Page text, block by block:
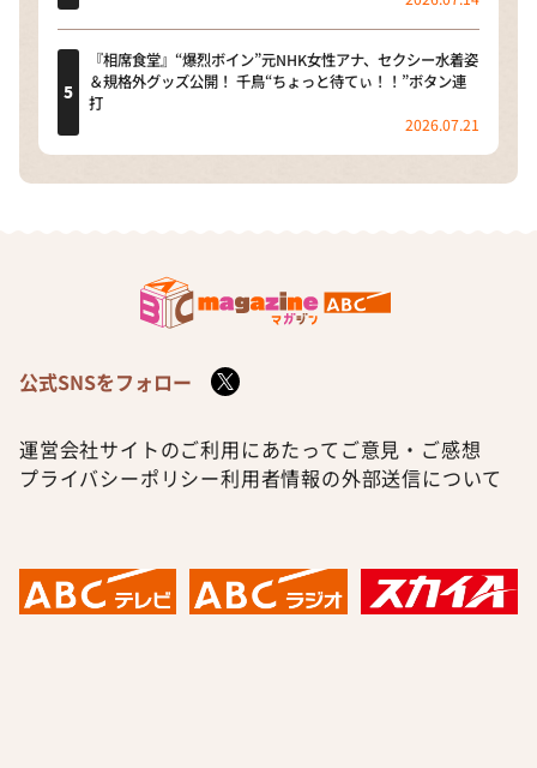
『相席食堂』“爆烈ボイン”元NHK女性アナ、セクシー水着姿
＆規格外グッズ公開！ 千鳥“ちょっと待てぃ！！”ボタン連
打
2026.07.21
公式SNSをフォロー
運営会社サイトのご利用にあたって ご意見・ご感想
プライバシーポリシー利用者情報の外部送信について